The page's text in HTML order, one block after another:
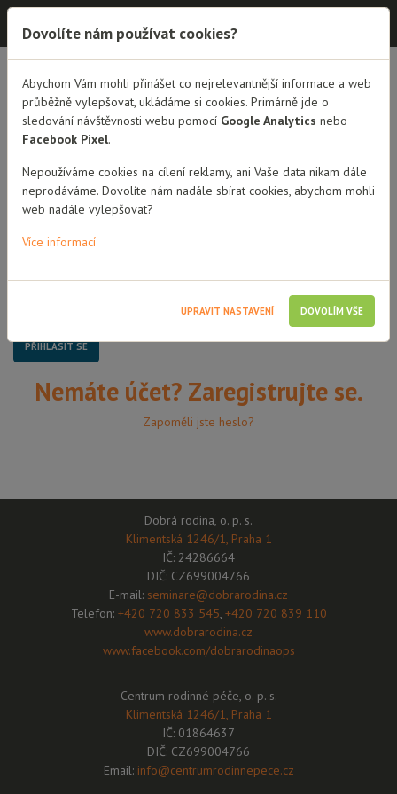
Dobrá rodina - semináře
Dobrá rodina - semináře
Přihlášení
Uživatelské jméno / Email
Heslo
Nemáte účet? Zaregistrujte se.
Zapoměli jste heslo?
Dobrá rodina, o. p. s.
Klimentská 1246/1, Praha 1
IČ: 24286664
DIČ: CZ699004766
E-mail: seminare@dobrarodina.cz
Telefon: +420 720 833 545, +420 720 839 110
www.dobrarodina.cz
www.facebook.com/dobrarodinaops
Centrum rodinné péče, o. p. s.
Klimentská 1246/1, Praha 1
IČ: 01864637
DIČ: CZ699004766
Email: info@centrumrodinnepece.cz
Dovolíte nám používat cookies?
Abychom Vám mohli přinášet co nejrelevantnější informace a web
průběžně vylepšovat, ukládáme si cookies. Primárně jde o
sledování návštěvnosti webu pomocí Google Analytics nebo
Facebook Pixel.
Nepoužíváme cookies na cílení reklamy, ani Vaše data nikam dále
neprodáváme. Dovolíte nám nadále sbírat cookies, abychom mohli
web nadále vylepšovat?
Více informací
UPRAVIT NASTAVENÍ DOVOLÍM VŠE